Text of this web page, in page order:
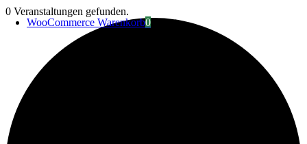
Zum
InhaltWooCommerce Warenkorb0
0 Veranstaltungen gefunden.